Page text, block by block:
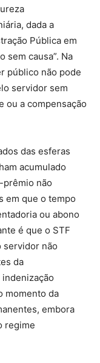
dada a
Pública em
sem causa”. Na
público não pode
servidor sem
ou a compensação
das esferas
acumulado
não
em que o tempo
ou abono
é que o STF
servidor não
da
momento da
embora
regime